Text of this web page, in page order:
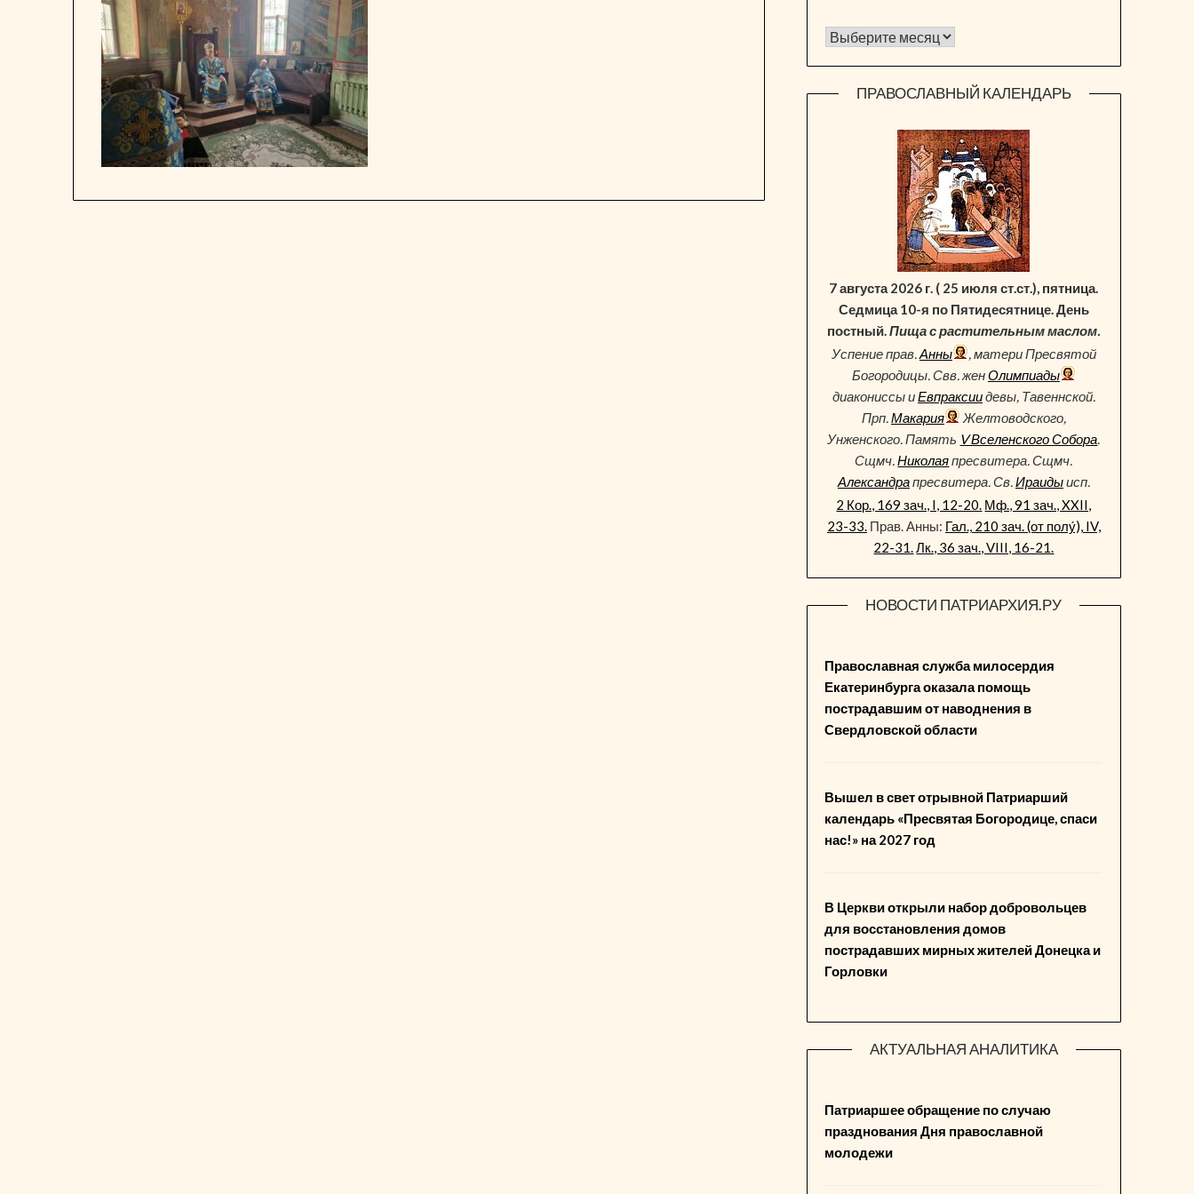
Архив новостей
ПРАВОСЛАВНЫЙ КАЛЕНДАРЬ
7 августа 2026 г. ( 25 июля ст.ст.), пятница.
Седмица 10-я по Пятидесятнице. День
постный.Пища с растительным маслом.
Успение прав.Анны
, матери Пресвятой
Богородицы. Свв. женОлимпиады
диакониссы иЕвпраксиидевы, Тавеннской.
Прп.Макария
Желтоводского,
Унженского. Память V Вселенского Собора.
Сщмч.Николаяпресвитера. Сщмч.
Александрапресвитера. Св.Ираидыисп.
2 Кор., 169 зач., I, 12-20. Мф., 91 зач., XXII,
23-33.Прав. Анны: Гал., 210 зач. (от полу́), IV,
22-31.Лк., 36 зач., VIII, 16-21.
НОВОСТИ ПАТРИАРХИЯ.РУ
Православная служба милосердия
Екатеринбурга оказала помощь
пострадавшим от наводнения в
Свердловской области
Вышел в свет отрывной Патриарший
календарь «Пресвятая Богородице, спаси
нас!» на 2027 год
В Церкви открыли набор добровольцев
для восстановления домов
пострадавших мирных жителей Донецка и
Горловки
АКТУАЛЬНАЯ АНАЛИТИКА
Патриаршее обращение по случаю
празднования Дня православной
молодежи